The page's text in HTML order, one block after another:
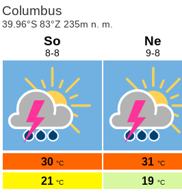
Columbus
39.96°S 83°Z 235m n. m.
So
8-8
30 °C
21 °C
Ne
9-8
31 °C
19 °C